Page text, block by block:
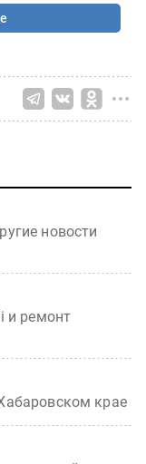
новости
и ремонт
крае